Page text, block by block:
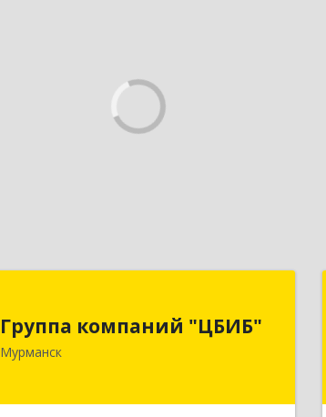
Группа компаний "ЦБИБ"
Мурманск
183010, Мурманская обл, Мурманск г,
Подробнее